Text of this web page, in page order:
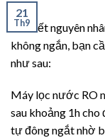
21
Th9
Để biết nguyên
không ngắn, bạn
như sau:
Máy lọc nước RO
sau khoảng 1h cho
tự đông ngắt nhờ